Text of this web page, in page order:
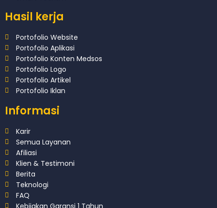
Hasil kerja
Portofolio Website
Portofolio Aplikasi
Portofolio Konten Medsos
Portofolio Logo
Portofolio Artikel
Portofolio Iklan
Informasi
Karir
Semua Layanan
Afiliasi
Klien & Testimoni
Berita
Teknologi
FAQ